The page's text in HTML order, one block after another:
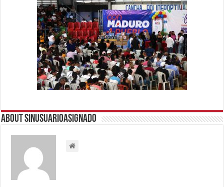
About sinusuarioasignado